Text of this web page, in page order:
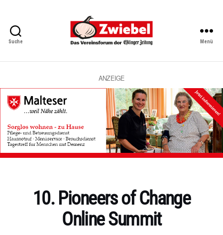
Suche
Vereinsforum
Eßlinger
Zeitung
Menü
ANZEIGE
Kategorien10. Pioneers of Change
Online Summit